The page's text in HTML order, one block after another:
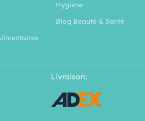
Hygiéne
Blog Beauté & Santé
Livraison: